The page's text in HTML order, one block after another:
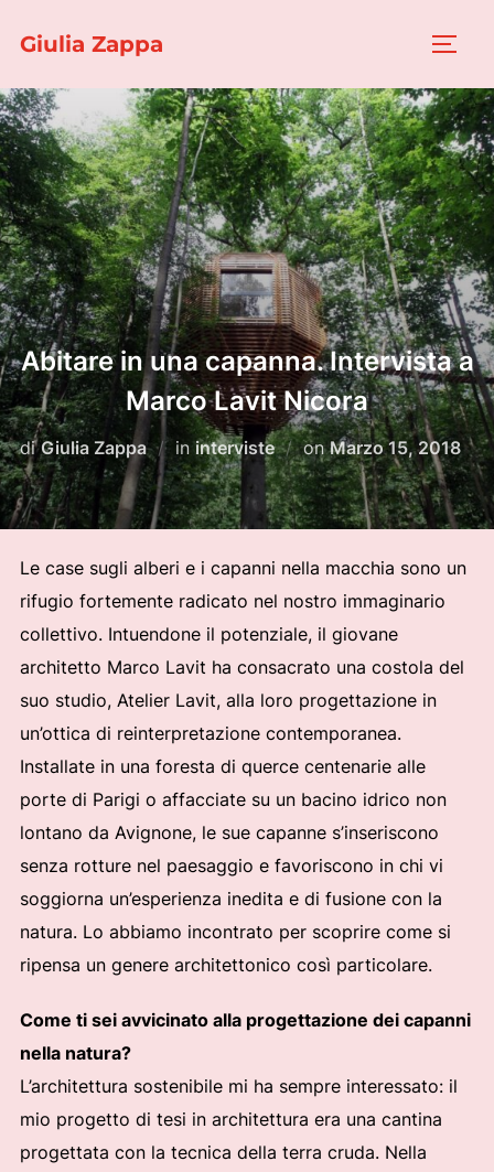
Giulia Zappa
Abitare in una capanna. Intervista a
Marco Lavit Nicora
diGiulia Zappa in interviste onPubblicato
il
Marzo 15, 2018
Le case sugli alberi e i capanni nella macchia sono un
rifugio fortemente radicato nel nostro immaginario
collettivo. Intuendone il potenziale, il giovane
architetto Marco Lavit ha consacrato una costola del
suo studio, Atelier Lavit, alla loro progettazione in
un’ottica di reinterpretazione contemporanea.
Installate in una foresta di querce centenarie alle
porte di Parigi o affacciate su un bacino idrico non
lontano da Avignone, le sue capanne s’inseriscono
senza rotture nel paesaggio e favoriscono in chi vi
soggiorna un’esperienza inedita e di fusione con la
natura. Lo abbiamo incontrato per scoprire come si
ripensa un genere architettonico così particolare.
Come ti sei avvicinato alla progettazione dei capanni
nella natura?
L’architettura sostenibile mi ha sempre interessato: il
mio progetto di tesi in architettura era una cantina
progettata con la tecnica della terra cruda. Nella